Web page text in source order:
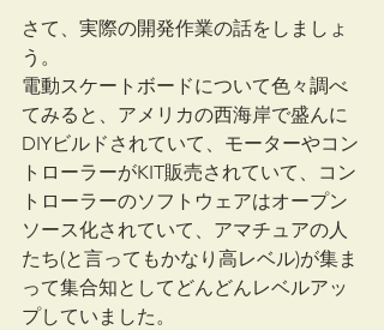
さて、実際の開発作業の話をしましょ
う。
電動スケートボードについて色々調べ
てみると、アメリカの西海岸で盛んに
DIYビルドされていて、モーターやコン
トローラーがKIT販売されていて、コン
トローラーのソフトウェアはオープン
ソース化されていて、アマチュアの人
たち(と言ってもかなり高レベル)が集ま
って集合知としてどんどんレベルアッ
プしていました。